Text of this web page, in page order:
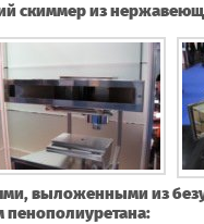
скиммер из
выложенными из
пенополиуретана: